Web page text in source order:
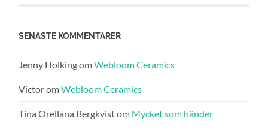
SENASTE KOMMENTARER
Jenny HolkingomWebloom Ceramics
VictoromWebloom Ceramics
Tina Orellana Bergkvistom Mycket som händer